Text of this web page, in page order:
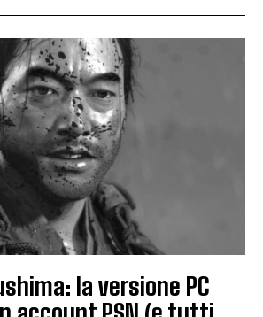
la versione PC